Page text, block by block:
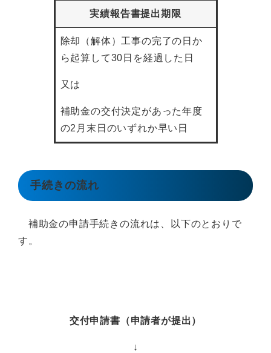
実績報告書提出期限
除却（解体）工事の完了の日か
ら起算して30日を経過した日
又は
補助金の交付決定があった年度
の2月末日のいずれか早い日
手続きの流れ
補助金の申請手続きの流れは、以下のとおりで
す。
交付申請書（申請者が提出）
↓